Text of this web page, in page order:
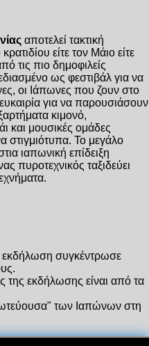
αποτελεί τακτική
είτε τον Μάιο είτε
τις πιο δημοφιλείς
ως φεστιβάλ για να
οι Ιάπωνες που ζουν στο
για να παρουσιάσουν
κιμονό,
και μουσικές ομάδες
στιγμιότυπα. Το μεγάλο
ιαπωνική επίδειξη
πυροτεχνικός ταξιδεύει
συγκέντρωσε
της εκδήλωσης είναι από τα
των Ιαπώνων στη